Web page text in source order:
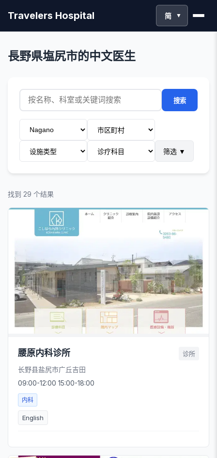
Travelers Hospital 简 ▼
長野県塩尻市的中文医生
搜索
筛选 ▼
找到 29 个结果
腰原内科诊所 诊所
长野县盐尻市广丘吉田
09:00-12:00 15:00-18:00
内科
English